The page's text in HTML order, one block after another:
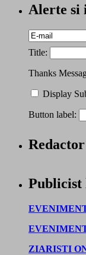
Alerte si
Title:
Thanks
Display
Button label:
Publicist
ZIARISTI